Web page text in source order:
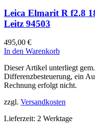
Leica Elmarit R f2.8
Leitz 94503
495,00 €
In den Warenkorb
Dieser Artikel unterliegt
Differenzbesteuerung, ein
Rechnung erfolgt nicht.
zzgl. Versandkosten
Lieferzeit: 2 Werktage